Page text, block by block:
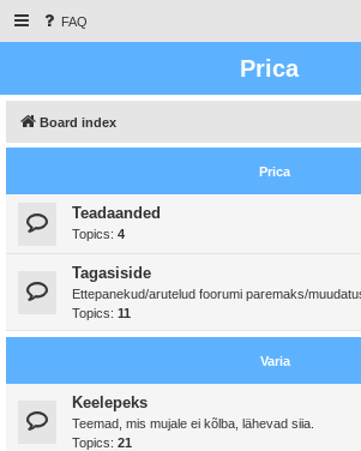
FAQ
Prica
Board index
Prica
Teadaanded
Topics: 4
Tagasiside
Ettepanekud/arutelud foorumi paremaks/
Topics: 11
Varia
Keelepeks
Teemad, mis mujale ei kõlba, lähevad siia.
Topics: 21